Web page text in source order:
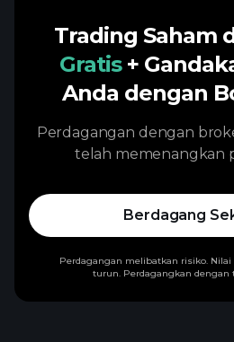
Trading Saham
Gratis +
Anda dengan
Perdagangan dengan
telah memenangkan
Berdagang
Perdagangan melibatkan risiko.
turun. Perdagangkan dengan